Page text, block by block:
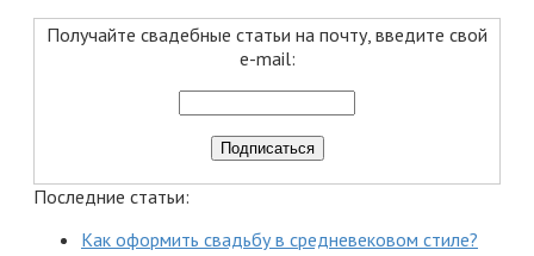
Получайте свадебные статьи на почту, введите свой
e-mail:
Последние статьи:
Как оформить свадьбу в средневековом стиле?